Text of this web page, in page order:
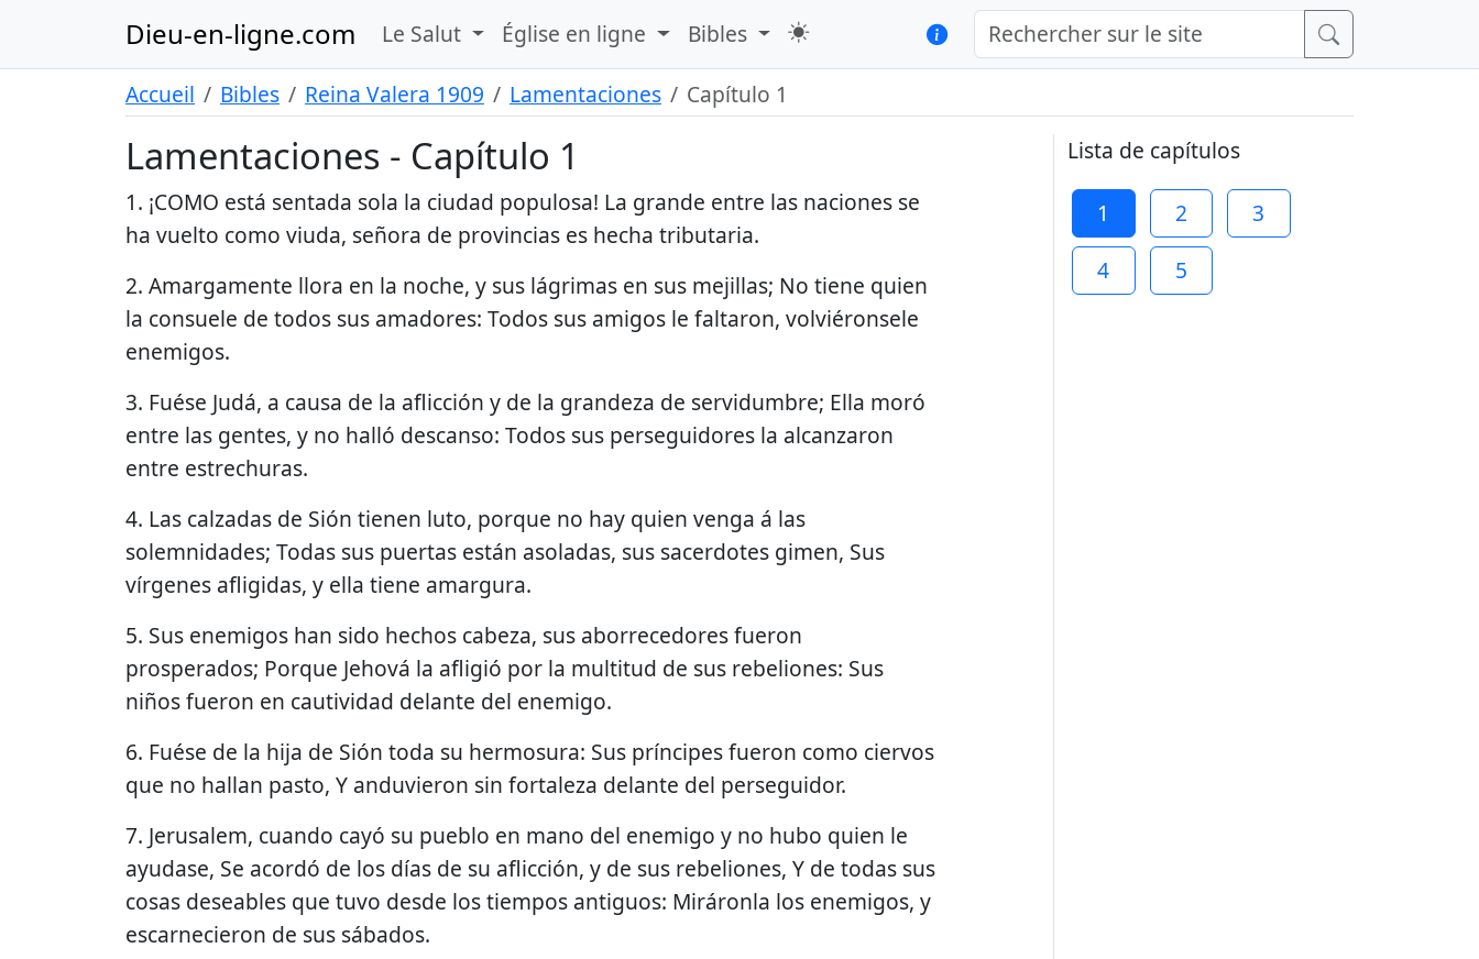
Dieu-en-ligne.com Le Salut Église en ligne Bibles
Accueil Bibles Reina Valera 1909 Lamentaciones Capítulo 1
Lamentaciones - Capítulo 1
1. ¡COMO está sentada sola la ciudad populosa! La grande entre las naciones se
ha vuelto como viuda, señora de provincias es hecha tributaria.
2. Amargamente llora en la noche, y sus lágrimas en sus mejillas; No tiene quien
la consuele de todos sus amadores: Todos sus amigos le faltaron, volviéronsele
enemigos.
3. Fuése Judá, a causa de la aflicción y de la grandeza de servidumbre; Ella moró
entre las gentes, y no halló descanso: Todos sus perseguidores la alcanzaron
entre estrechuras.
4. Las calzadas de Sión tienen luto, porque no hay quien venga á las
solemnidades; Todas sus puertas están asoladas, sus sacerdotes gimen, Sus
vírgenes afligidas, y ella tiene amargura.
5. Sus enemigos han sido hechos cabeza, sus aborrecedores fueron
prosperados; Porque Jehová la afligió por la multitud de sus rebeliones: Sus
niños fueron en cautividad delante del enemigo.
6. Fuése de la hija de Sión toda su hermosura: Sus príncipes fueron como ciervos
que no hallan pasto, Y anduvieron sin fortaleza delante del perseguidor.
7. Jerusalem, cuando cayó su pueblo en mano del enemigo y no hubo quien le
ayudase, Se acordó de los días de su aflicción, y de sus rebeliones, Y de todas sus
cosas deseables que tuvo desde los tiempos antiguos: Miráronla los enemigos, y
escarnecieron de sus sábados.
Lista de capítulos
1 2
3
4
5